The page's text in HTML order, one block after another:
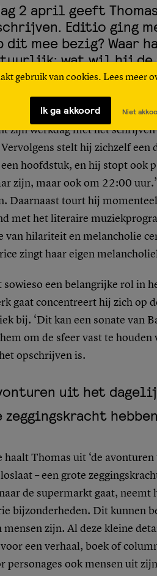
gebruik van cookies. Lees meer
Ik ga akkoord Niet
2 april geeft
Editio ging
dit mee bezig? Waar
wat wil hij de
zijn werkdag met het
stelt hij zichzelf een
hoofdstuk, en hij stopt ook
zijn, maar ook om 22:00
Daarnaast tourt hij
met het literaire
van hilariteit en melancholie
zingt haar eigen
sowieso een belangrijke rol in
gaat concentreert hij zich op
bij. ‘Dit kan een sonate van
om de sfeer vast te
opschrijven is.
uit het
Thomas uit ‘de
– een grote
de supermarkt gaat,
bijzonderheden. Dit kunnen
mensen zijn. Al deze kleine
een verhaal, boek of
personages ook mensen uit